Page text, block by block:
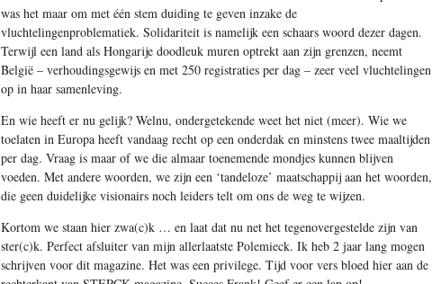
was het maar om met één stem duiding te geven inzake de
vluchtelingenproblematiek. Solidariteit is namelijk een schaars woord dezer dagen.
Terwijl een land als Hongarije doodleuk muren optrekt aan zijn grenzen, neemt
België – verhoudingsgewijs en met 250 registraties per dag – zeer veel vluchtelingen
op in haar samenleving.
En wie heeft er nu gelijk? Welnu, ondergetekende weet het niet (meer). Wie we
toelaten in Europa heeft vandaag recht op een onderdak en minstens twee maaltijden
per dag. Vraag is maar of we die almaar toenemende mondjes kunnen blijven
voeden. Met andere woorden, we zijn een ‘tandeloze’ maatschappij aan het woorden,
die geen duidelijke visionairs noch leiders telt om ons de weg te wijzen.
Kortom we staan hier zwa(c)k … en laat dat nu net het tegenovergestelde zijn van
ster(c)k. Perfect afsluiter van mijn allerlaatste Polemieck. Ik heb 2 jaar lang mogen
schrijven voor dit magazine. Het was een privilege. Tijd voor vers bloed hier aan de